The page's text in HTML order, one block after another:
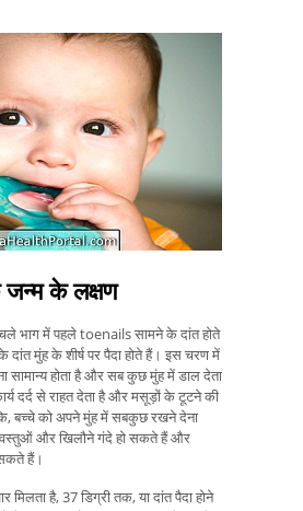
जन्म के लक्षण
भाग में पहले toenails सामने के दांत होते
मुंह के शीर्ष पर पैदा होते हैं। इस चरण में
सामान्य होता है और सब कुछ मुंह में डाल देता
दर्द से राहत देता है और मसूड़ों के टूटने की
बच्चे को अपने मुंह में सबकुछ रखने देना
वस्तुओं और खिलौने गंदे हो सकते हैं और
हैं।
है, 37 डिग्री तक, या दांत पैदा होने